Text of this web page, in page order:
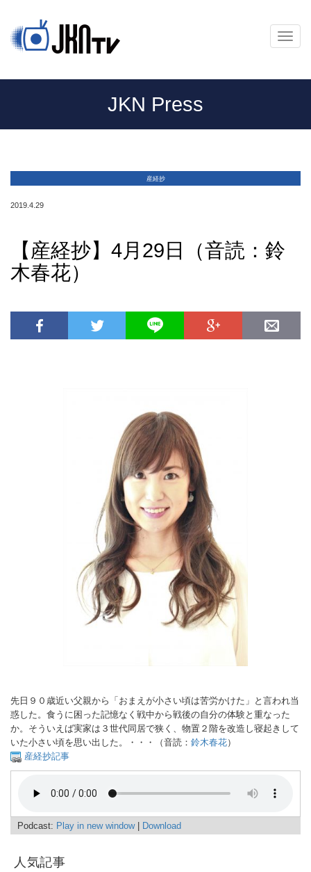
メ
ニ
ー
JKN Press
産経抄
2019.4.29
【産経抄】4月29日（音読：鈴
木春花）
先日９０歳近い父親から「おまえが小さい頃は苦労かけた」と言われ当
惑した。食うに困った記憶なく戦中から戦後の自分の体験と重なった
か。そういえば実家は３世代同居で狭く、物置２階を改造し寝起きして
いた小さい頃を思い出した。・・・（音読： 鈴木春花）
産経抄記事
Podcast: Play in new window| Download
人気記事